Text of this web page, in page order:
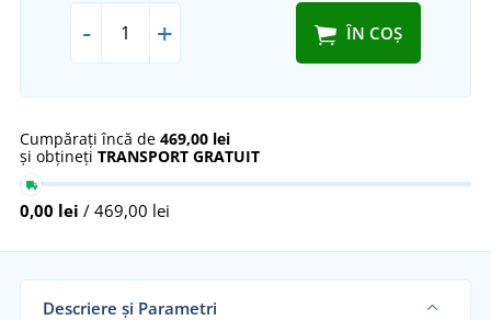
- + ÎN COȘ
Cumpărați încă de 469,00 lei
și obțineți TRANSPORT GRATUIT
0,00 lei / 469,00 lei
Descriere și Parametri